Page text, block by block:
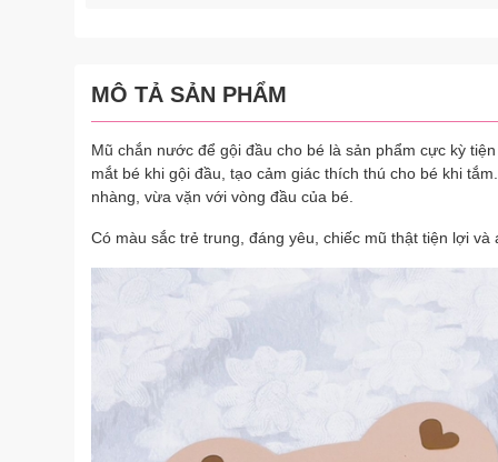
MÔ TẢ SẢN PHẨM
Mũ chắn nước để gội đầu cho bé là sản phẩm cực kỳ
mắt bé khi gội đầu, tạo cảm giác thích thú cho bé khi
nhàng, vừa vặn với vòng đầu của bé.
Có màu sắc trẻ trung, đáng yêu, chiếc mũ thật tiện lợi và